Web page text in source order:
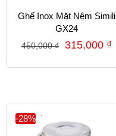
Ghế Inox Mặt Nệm Simili
GX24
450,000₫ 315,000 ₫
-28%